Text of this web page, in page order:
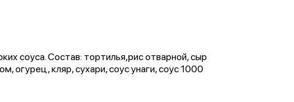
соуса. Состав: тортилья,рис отварной, сыр
огурец, кляр, сухари, соус унаги, соус 1000